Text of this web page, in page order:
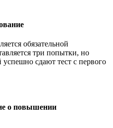
обязательной
три попытки, но
сдают тест с первого
о повышении